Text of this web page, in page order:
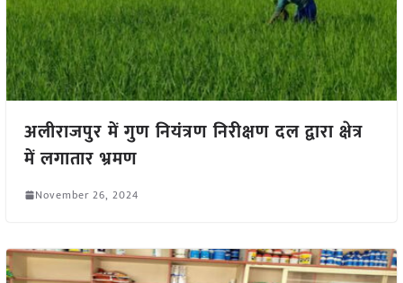
अलीराजपुर में गुण नियंत्रण निरीक्षण दल द्वारा क्षेत्र
में लगातार भ्रमण
November 26, 2024